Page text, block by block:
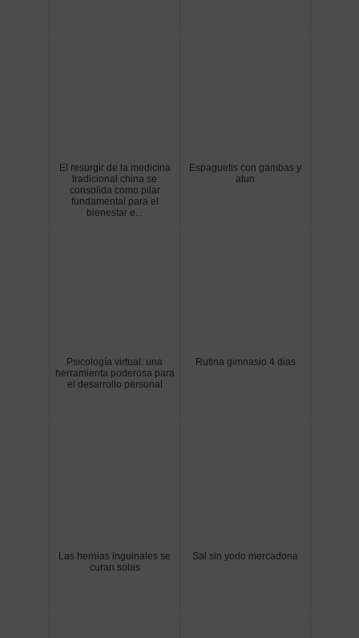
El resurgir de la medicina
tradicional china se
consolida como pilar
fundamental para el
bienestar e...
Espaguetis con gambas y
atun
Psicología virtual: una
herramienta poderosa para
el desarrollo personal
Rutina gimnasio 4 dias
Las hernias inguinales se
curan solas
Sal sin yodo mercadona